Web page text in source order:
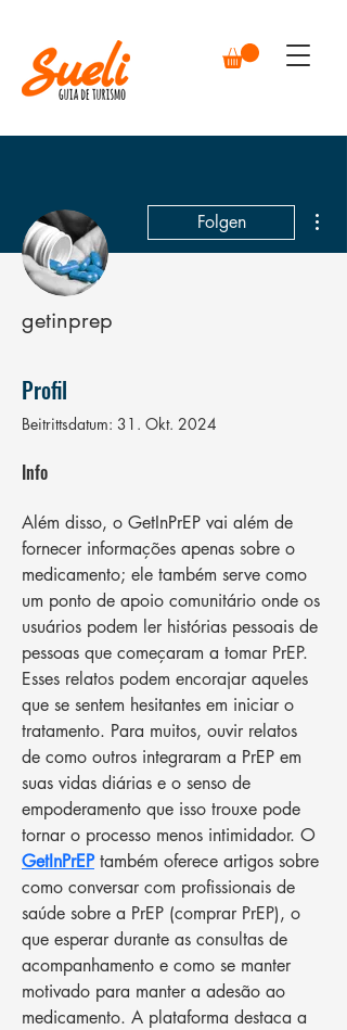
Folgen
getinprep
Profil
Beitrittsdatum: 31. Okt. 2024
Info
Além disso, o GetInPrEP vai além de
fornecer informações apenas sobre o
medicamento; ele também serve como
um ponto de apoio comunitário onde os
usuários podem ler histórias pessoais de
pessoas que começaram a tomar PrEP.
Esses relatos podem encorajar aqueles
que se sentem hesitantes em iniciar o
tratamento. Para muitos, ouvir relatos
de como outros integraram a PrEP em
suas vidas diárias e o senso de
empoderamento que isso trouxe pode
tornar o processo menos intimidador. O
GetInPrEP também oferece artigos sobre
como conversar com profissionais de
saúde sobre a PrEP (comprar PrEP), o
que esperar durante as consultas de
acompanhamento e como se manter
motivado para manter a adesão ao
medicamento. A plataforma destaca a